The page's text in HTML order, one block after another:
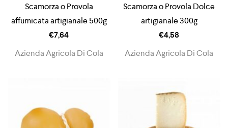
Scamorza o Provola
affumicata artigianale 500g
€7,64
Azienda Agricola Di Cola
Scamorza o Provola Dolce
artigianale 300g
€4,58
Azienda Agricola Di Cola